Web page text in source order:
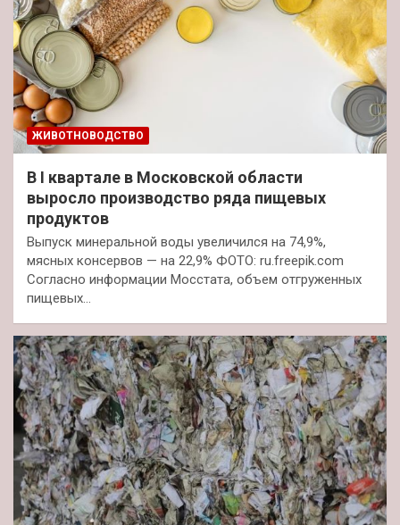
ЖИВОТНОВОДСТВО
В I квартале в Московской области
выросло производство ряда пищевых
продуктов
Выпуск минеральной воды увеличился на 74,9%,
мясных консервов — на 22,9% ФОТО: ru.freepik.com
Согласно информации Мосстата, объем отгруженных
пищевых…